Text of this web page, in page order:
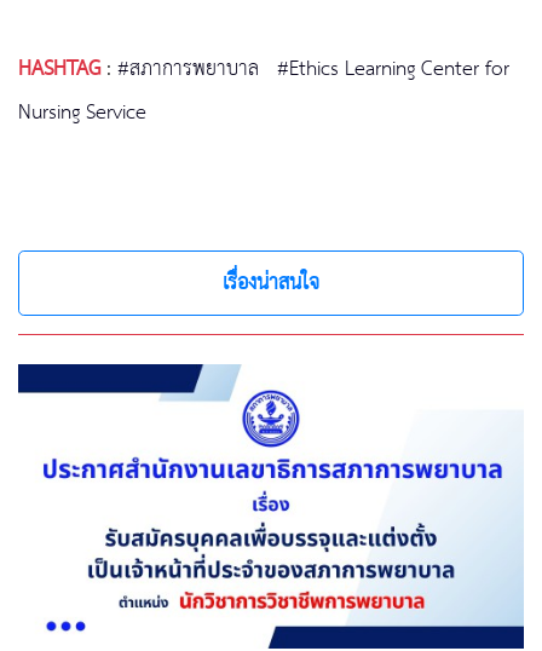
HASHTAG:#สภาการพยาบาล #Ethics Learning Center for
Nursing Service
เรื่องน่าสนใจ